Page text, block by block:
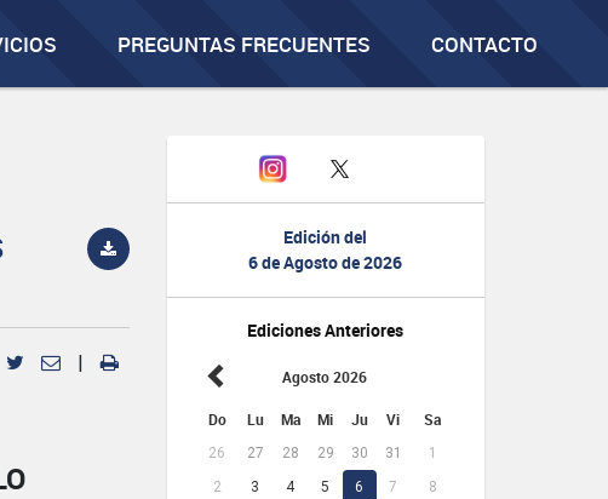
PREGUNTAS FRECUENTES CONTACTO
Edición del
6 de Agosto de 2026
Ediciones Anteriores
Agosto 2026
Do Lu Ma Mi Ju Vi Sa
26 27 28 29 30 31
1
2
3 4 5 6 7
8
|